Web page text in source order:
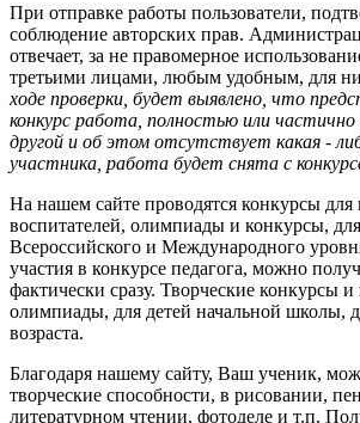
При отправке работы пользователи,
соблюдение авторских прав.
отвечает, за не правомерное
третьими лицами, любым удобным, для
ходе проверки, будет выявлено, что
конкурс работа, полностью или частично
другой и об этом отсутствует какая -
участника, работа будет снята с
На нашем сайте проводятся конкурсы для
воспитателей, олимпиады и конкурсы,
Всероссийского и Международного
участия в конкурсе педагога, можно
фактически сразу. Творческие конкурсы
олимпиады, для детей начальной школы,
возраста.
Благодаря нашему сайту, Ваш ученик,
творческие способности, в рисовании,
литературном чтении, фотоделе и т.п.